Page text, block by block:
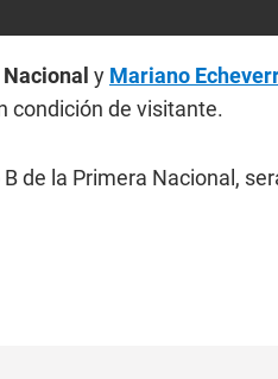
y Mariano
condición de visitante.
de la Primera Nacional,